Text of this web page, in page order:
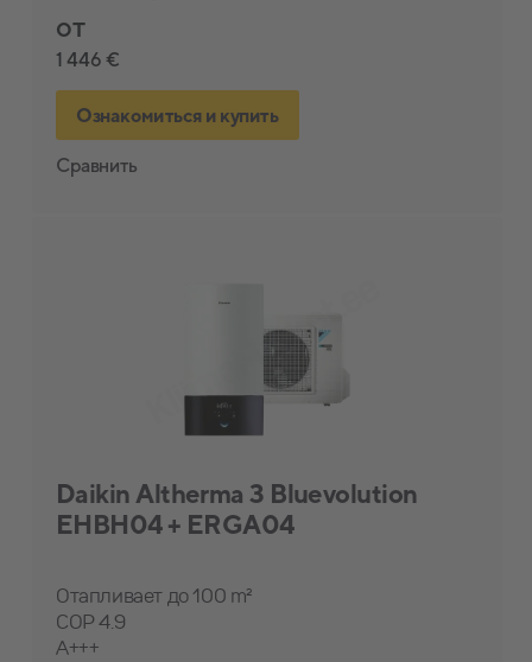
от
1 446 €
Ознакомиться и купить
Сравнить
Daikin Altherma 3 Bluevolution
EHBH04 + ERGA04
Отапливает до 100 m²
COP 4.9
A+++